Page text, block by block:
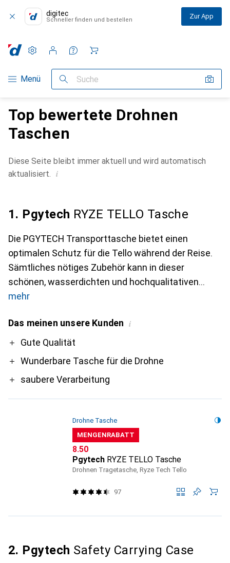
digitec
Schneller finden und bestellen Zur App
Navigation nach Kategorien
Menü Suche
Einstellungen
Kundenkonto
Vergleichslisten
Merklisten
Warenkorb
Top bewertete Drohnen
Taschen
Diese Seite bleibt immer aktuell und wird automatisch
aktualisiert. i
1. Pgytech RYZE TELLO Tasche
Die PGYTECH Transporttasche bietet einen
optimalen Schutz für die Tello während der Reise.
Sämtliches nötiges Zubehör kann in dieser
schönen, wasserdichten und hochqualitativen
mehr
Das meinen unsere Kunden i
ProGute Qualität
Wunderbare Tasche für die Drohne
saubere Verarbeitung
Drohne Tasche
MENGENRABATT
CHF
8.50
Pgytech RYZE TELLO Tasche
Drohnen Tragetasche, Ryze Tech Tello
97
2. Pgytech Safety Carrying Case